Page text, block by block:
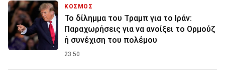
ΚΟΣΜΟΣ
Το δίλημμα του Τραμπ για το Ιράν:
Παραχωρήσεις για να ανοίξει το Ορμούζ
ή συνέχιση του πολέμου
23:50